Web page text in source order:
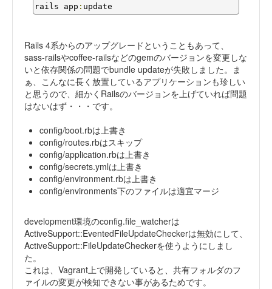
rails app : update
Rails 4系からのアップグレードということもあって、
sass-railsやcoffee-railsなどのgemのバージョンを変更しな
いと依存関係の問題でbundle updateが失敗しました。ま
ぁ、こんなに長く放置しているアプリケーションも珍しい
と思うので、細かくRailsのバージョンを上げていれば問題
はないはず・・・です。
config/boot.rbは上書き
config/routes.rbはスキップ
config/application.rbは上書き
config/secrets.ymlは上書き
config/environment.rbは上書き
config/environments下のファイルは適宜マージ
development環境のconfig.file_watcherは
ActiveSupport::EventedFileUpdateCheckerは無効にして、
ActiveSupport::FileUpdateCheckerを使うようにしまし
た。
これは、Vagrant上で開発していると、共有フォルダのフ
ァイルの変更が検知できない事があるためです。